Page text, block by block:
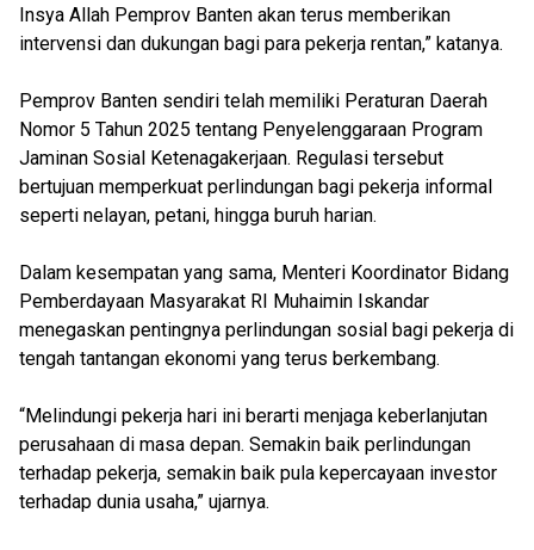
Insya Allah Pemprov Banten akan terus memberikan
intervensi dan dukungan bagi para pekerja rentan,” katanya.
Pemprov Banten sendiri telah memiliki Peraturan Daerah
Nomor 5 Tahun 2025 tentang Penyelenggaraan Program
Jaminan Sosial Ketenagakerjaan. Regulasi tersebut
bertujuan memperkuat perlindungan bagi pekerja informal
seperti nelayan, petani, hingga buruh harian.
Dalam kesempatan yang sama, Menteri Koordinator Bidang
Pemberdayaan Masyarakat RI Muhaimin Iskandar
menegaskan pentingnya perlindungan sosial bagi pekerja di
tengah tantangan ekonomi yang terus berkembang.
“Melindungi pekerja hari ini berarti menjaga keberlanjutan
perusahaan di masa depan. Semakin baik perlindungan
terhadap pekerja, semakin baik pula kepercayaan investor
terhadap dunia usaha,” ujarnya.